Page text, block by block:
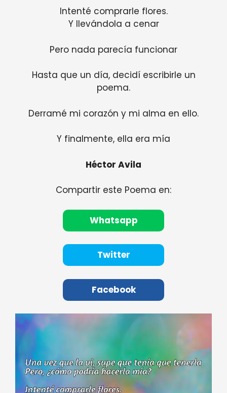
Intenté comprarle flores.
Y llevándola a cenar
Pero nada parecía funcionar
Hasta que un día, decidí escribirle un
poema.
Derramé mi corazón y mi alma en ello.
Y finalmente, ella era mía
Héctor Avila
Compartir este Poema en:
Whatsapp
Twitter
Facebook